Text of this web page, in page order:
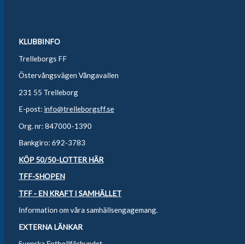
KLUBBINFO
Trelleborgs FF
Östervångsvägen Vångavallen
231 55 Trelleborg
E-post: info@trelleborgsff.se
Org. nr: 847000-1390
Bankgiro: 692-3783
KÖP 50/50-LOTTER HÄR
TFF-SHOPEN
TFF - EN KRAFT I SAMHÄLLET
Information om våra samhällsengagemang.
EXTERNA LÄNKAR